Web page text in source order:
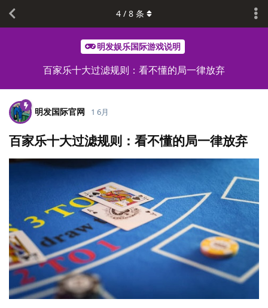
明发娱乐国际游戏说明
百家乐十大过滤规则：看不懂的局一律放弃
4 / 8 条
明发国际官网 1 6月
百家乐十大过滤规则：看不懂的局一律放弃